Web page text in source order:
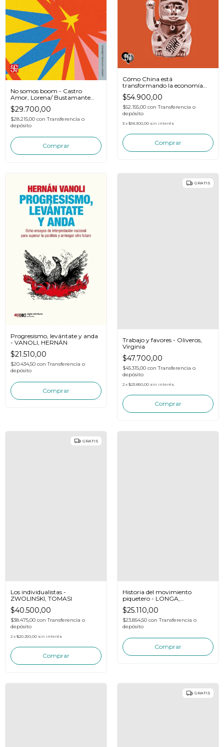
No somos boom - Castro
Amor, Lorena/ Bustamante
Escalona, Fernanda
$29.700,00
$28.215,00 con Transferencia o
depósito
Cómo China está
transformando la economía
global - Jenkins, Rhys
$54.900,00
$52.155,00 con Transferencia o
depósito
3 x $18.300,00 sin interés
Progresismo, levántate y anda
- VANOLI, HERNÁN
$21.510,00
$20.434,50 con Transferencia o
depósito
GRATIS
Trabajo y favores - Oliveros,
Virginia
$47.700,00
$45.315,00 con Transferencia o
depósito
2 x $23.850,00 sin interés
GRATIS
Los individualistas -
ZWOLINSKI, TOMASI
$40.500,00
$38.475,00 con Transferencia o
depósito
2 x $20.250,00 sin interés
Historia del movimiento
piquetero - LONGA,
FRANCISCO TOMÁS
$25.110,00
$23.854,50 con Transferencia o
depósito
GRATIS